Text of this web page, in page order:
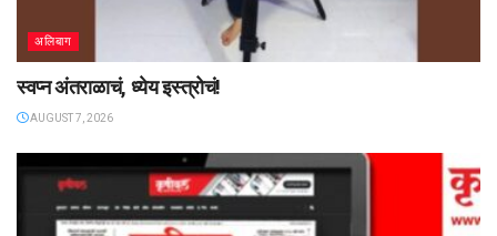
अलिबाग
स्वप्न अंतराळाचं, ध्येय इस्त्रोचं!
AUGUST 7, 2026